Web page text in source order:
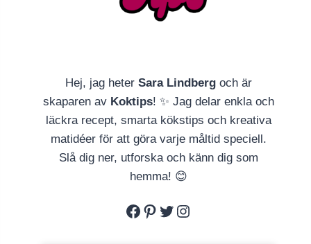
Hej, jag heter Sara Lindbergoch är
skaparen av Koktips! ✨ Jag delar enkla och
läckra recept, smarta kökstips och kreativa
matidéer för att göra varje måltid speciell.
Slå dig ner, utforska och känn dig som
hemma! 😊
Facebook
Pinterest
Twitter
Instagram